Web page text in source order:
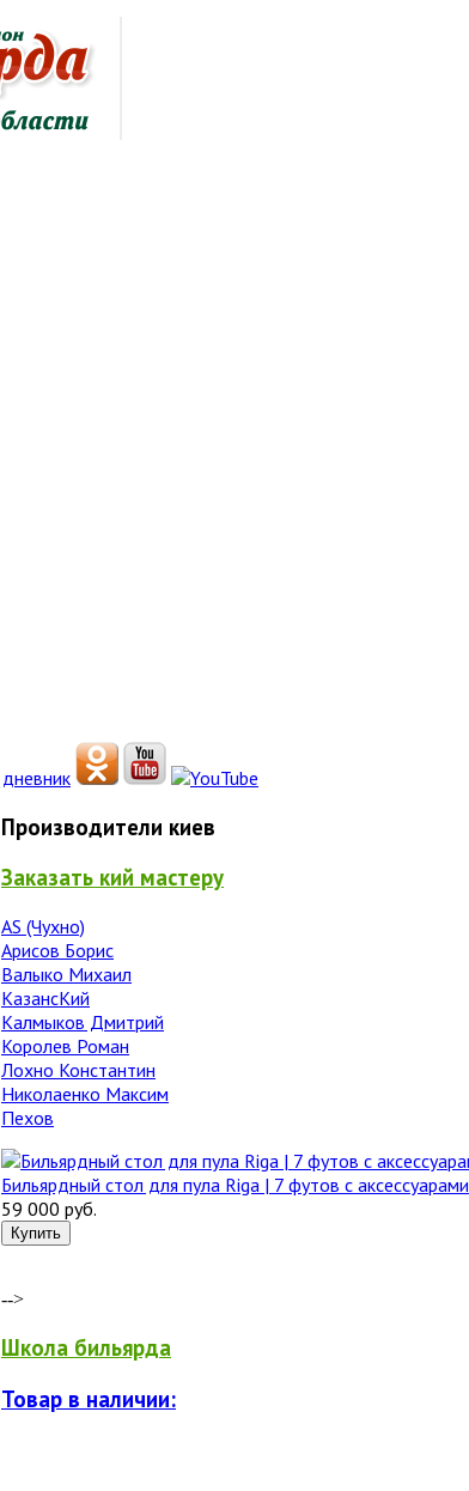
Производители киев
Заказать кий мастеру
AS (Чухно)
Арисов Борис
Валыко Михаил
КазансКий
Калмыков Дмитрий
Королев Роман
Лохно Константин
Николаенко Максим
Пехов
Бильярдный стол для пула Riga | 7 футов с аксессуарами
59 000 руб.
-->
Школа бильярда
Товар в наличии: